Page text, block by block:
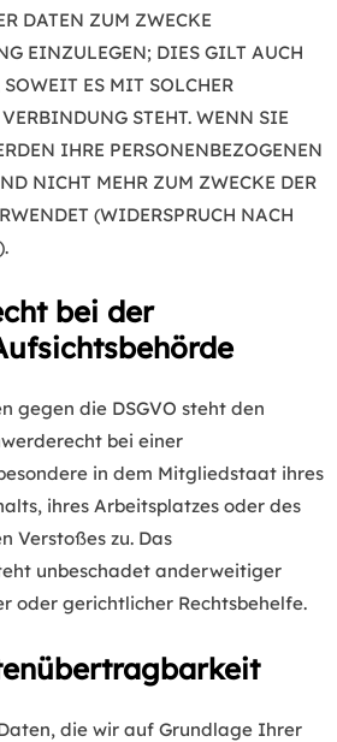
DATEN ZUM ZWECKE
EINZULEGEN; DIES GILT AUCH
ES MIT SOLCHER
STEHT. WENN SIE
IHRE PERSONENBEZOGENEN
NICHT MEHR ZUM ZWECKE DER
(WIDERSPRUCH NACH
bei der
gegen die DSGVO steht den
bei einer
in dem Mitgliedstaat ihres
ihres Arbeitsplatzes oder des
Verstoßes zu. Das
unbeschadet anderweitiger
oder gerichtlicher Rechtsbehelfe.
die wir auf Grundlage Ihrer